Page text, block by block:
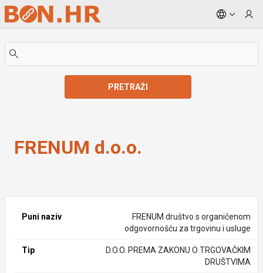
Skip to Main Content
PRETRAŽI
FRENUM d.o.o.
Puni naziv
FRENUM društvo s organičenom
odgovornošću za trgovinu i usluge
Tip
D.O.O. PREMA ZAKONU O TRGOVAČKIM
DRUŠTVIMA